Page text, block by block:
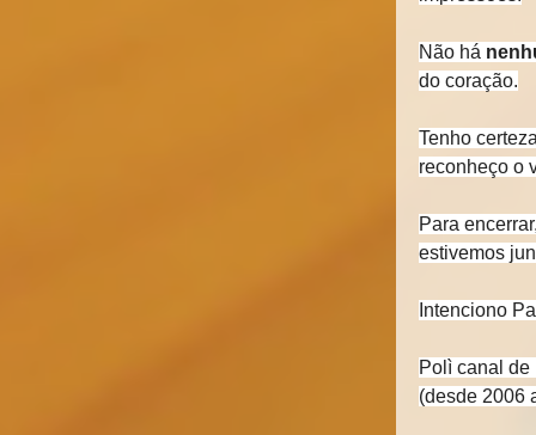
Não há
do coração.
Tenho
reconheço o
Para
estivemos
Intenciono
Polì canal de
(desde 2006